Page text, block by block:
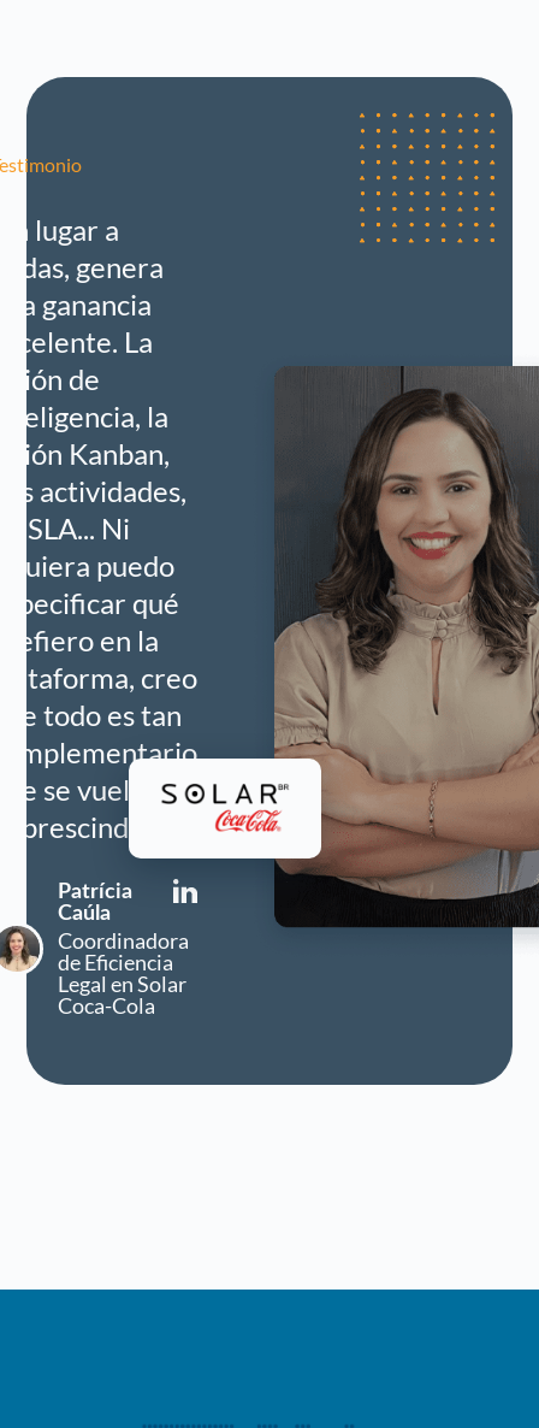
lugar a
genera
ganancia
La
de
la
Kanban,
actividades,
SLA... Ni
puedo
qué
en la
creo
todo es tan
se vuelve
Patrícia
Caúla
Coordinadora
de Eficiencia
Legal en Solar
Coca-Cola